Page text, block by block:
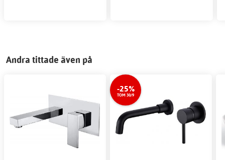
Andra tittade även på
-25%
TOM 30/9